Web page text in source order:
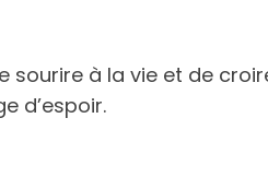
à la vie et de
d’espoir.